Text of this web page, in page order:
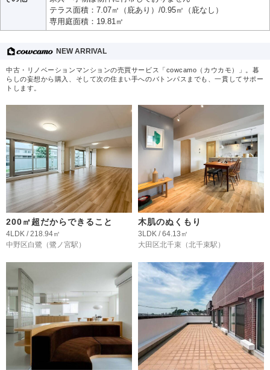
テラス面積：7.07㎡（庇あり）/0.95㎡（庇なし）
専用庭面積：19.81㎡
NEW ARRIVAL
中古・リノベーションマンションの売買サービス「cowcamo（カウカモ）」。暮
らしの妄想から購入、そして次の住まい手へのバトンパスまでも、一貫してサポー
トします。
200㎡超だからできること
4LDK / 218.94㎡
中野区白鷺 （鷺ノ宮駅）
木肌のぬくもり
3LDK / 64.13㎡
大田区北千束 （北千束駅）